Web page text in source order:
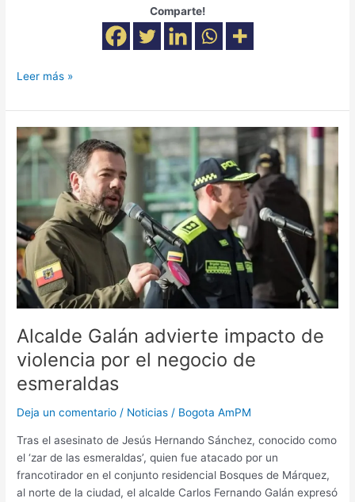
Comparte!
Leer más »
Alcalde Galán advierte impacto de
violencia por el negocio de
esmeraldas
Deja un comentario / Noticias / Bogota AmPM
Tras el asesinato de Jesús Hernando Sánchez, conocido como
el ‘zar de las esmeraldas’, quien fue atacado por un
francotirador en el conjunto residencial Bosques de Márquez,
al norte de la ciudad, el alcalde Carlos Fernando Galán expresó
Alcalde
Galán
advierte
de
violencia
por
el
negocio
de
esmeraldas